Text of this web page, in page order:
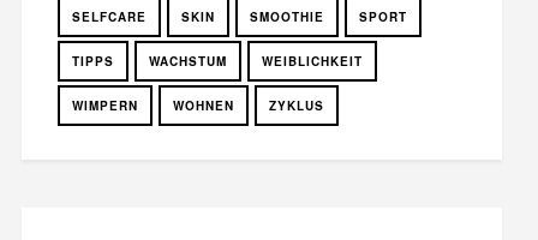
SELFCARE SKIN SMOOTHIE SPORT
TIPPS WACHSTUM WEIBLICHKEIT
WIMPERN WOHNEN ZYKLUS